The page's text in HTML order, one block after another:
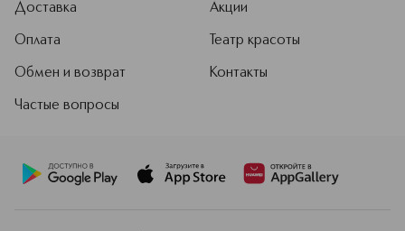
Доставка
Оплата
Обмен и возврат
Частые вопросы
Акции
Театр красоты
Контакты